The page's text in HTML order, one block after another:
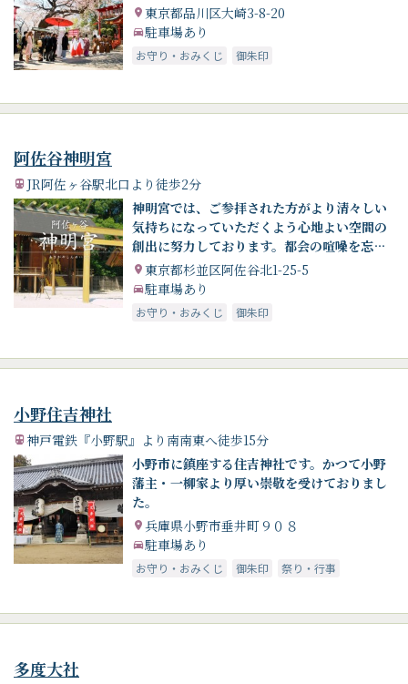
東京都品川区大崎3-8-20
駐車場あり
お守り・おみくじ 御朱印
阿佐谷神明宮
JR阿佐ヶ谷駅北口より徒歩2分
神明宮では、ご参拝された方がより清々しい
気持ちになっていただくよう心地よい空間の
創出に努力しております。都会の喧噪を忘れ
暫しの神社参拝をお楽しみ下さい。
東京都杉並区阿佐谷北1-25-5
駐車場あり
お守り・おみくじ 御朱印
小野住吉神社
神戸電鉄『小野駅』より南南東へ徒歩15分
小野市に鎮座する住吉神社です。かつて小野
藩主・一柳家より厚い崇敬を受けておりまし
た。
兵庫県小野市垂井町９０８
駐車場あり
お守り・おみくじ 御朱印 祭り・行事
多度大社